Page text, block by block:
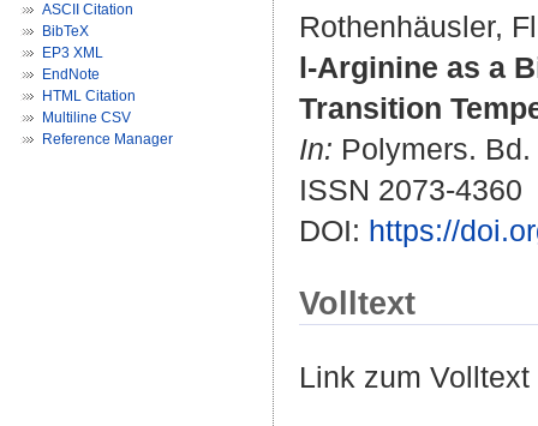
ASCII Citation
BibTeX
EP3 XML
EndNote
HTML Citation
Multiline CSV
Reference Manager
Rothenhäusler,
l-Arginine as a
Transition
In: Polymers.
ISSN 2073-4360
DOI: https://
Volltext
Link zum